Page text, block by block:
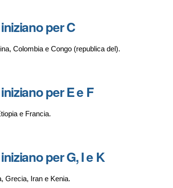
per C
Colombia e Congo (republica del).
per E e F
e Francia.
per G, I e K
Grecia, Iran e Kenia.